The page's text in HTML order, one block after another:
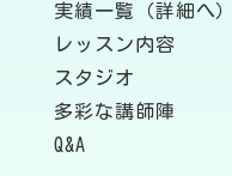
実績一覧（詳細へ）
レッスン内容
スタジオ
多彩な講師陣
Q&A